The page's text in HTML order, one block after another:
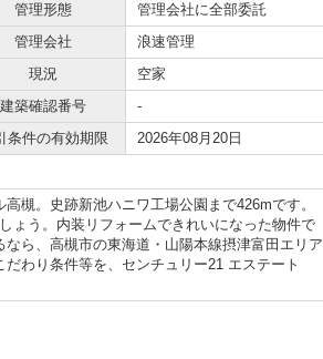
管理形態
管理会社に全部委託
管理会社
浪速管理
現況
空家
建築確認番号
-
条件の有効期限
2026年08月20日
槻。史跡新池ハニワ工場公園まで426mです。
ょう。内装リフォームできれいになった物件で
ら、高槻市の東海道・山陽本線摂津富田エリア
わり条件等を、センチュリー21 エステート